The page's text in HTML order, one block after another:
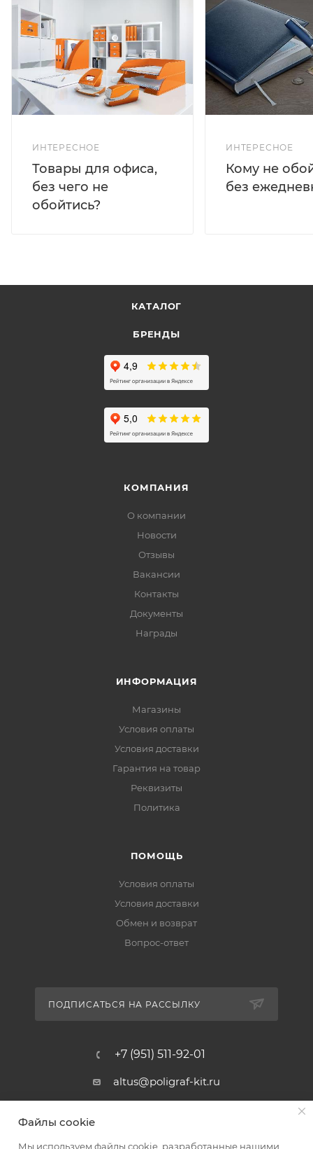
ИНТЕРЕСНОЕ
Товары для офиса,
без чего не
обойтись?
ИНТЕРЕСНОЕ
Кому не
без
КАТАЛОГ
БРЕНДЫ
КОМПАНИЯ
О компании
Новости
Отзывы
Вакансии
Контакты
Документы
Награды
ИНФОРМАЦИЯ
Магазины
Условия оплаты
Условия доставки
Гарантия на товар
Реквизиты
Политика
ПОМОЩЬ
Условия оплаты
Условия доставки
Обмен и возврат
Вопрос-ответ
ПОДПИСАТЬСЯ НА РАССЫЛКУ
+7 (951) 511-92-01
altus@poligraf-kit.ru
Ростовская обл, Аксайский р-н,
Файлы cookie
Мы используем файлы cookie, разработанные нашими